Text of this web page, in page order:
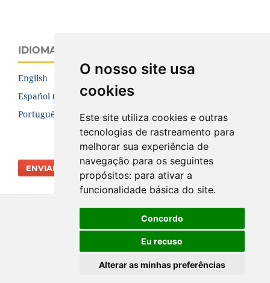
O nosso site usa
cookies
Este site utiliza cookies e outras
tecnologias de rastreamento para
melhorar sua experiência de
navegação para os seguintes
propósitos: para ativar a
funcionalidade básica do site.
Concordo
Eu recuso
Alterar as minhas preferências
IDIOMA
English
Español (España)
Português (Brasil)
ENVIAR SUBMISSÃO